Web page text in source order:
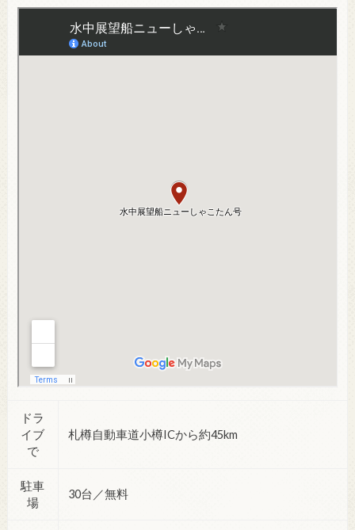
ドラ
イブ
で
札樽自動車道小樽ICから約45km
駐車
場
30台／無料